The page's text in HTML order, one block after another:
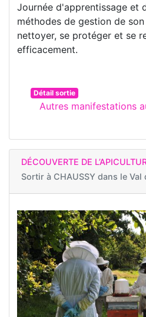
Journée d'apprentissage et
méthodes de gestion de
nettoyer, se protéger et se
efficacement.
Détail sortie
Autres manifestations
DÉCOUVERTE DE
Sortir à CHAUSSY dans le Val